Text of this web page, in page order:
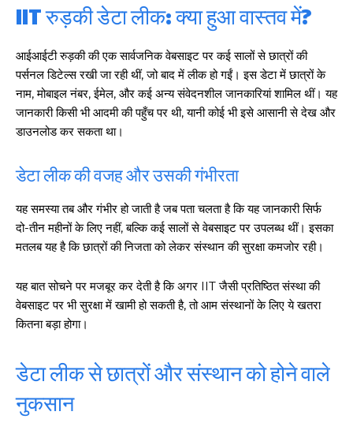
IIT रुड़की डेटा लीक: क्या हुआ वास्तव में?
आईआईटी रुड़की की एक सार्वजनिक वेबसाइट पर कई सालों से छात्रों की
पर्सनल डिटेल्स रखी जा रही थीं, जो बाद में लीक हो गईं। इस डेटा में छात्रों के
नाम, मोबाइल नंबर, ईमेल, और कई अन्य संवेदनशील जानकारियां शामिल थीं। यह
जानकारी किसी भी आदमी की पहुँच पर थी, यानी कोई भी इसे आसानी से देख और
डाउनलोड कर सकता था।
डेटा लीक की वजह और उसकी गंभीरता
यह समस्या तब और गंभीर हो जाती है जब पता चलता है कि यह जानकारी सिर्फ
दो-तीन महीनों के लिए नहीं, बल्कि कई सालों से वेबसाइट पर उपलब्ध थीं। इसका
मतलब यह है कि छात्रों की निजता को लेकर संस्थान की सुरक्षा कमजोर रही।
यह बात सोचने पर मजबूर कर देती है कि अगर IIT जैसी प्रतिष्ठित संस्था की
वेबसाइट पर भी सुरक्षा में खामी हो सकती है, तो आम संस्थानों के लिए ये खतरा
कितना बड़ा होगा।
डेटा लीक से छात्रों और संस्थान को होने वाले
नुकसान